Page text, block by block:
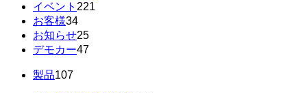
イベント 221
お客様34
お知らせ25
デモカー47
製品107